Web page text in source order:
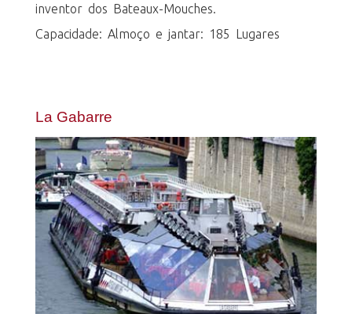
inventor dos Bateaux-Mouches.
Capacidade: Almoço e jantar: 185 Lugares
La Gabarre